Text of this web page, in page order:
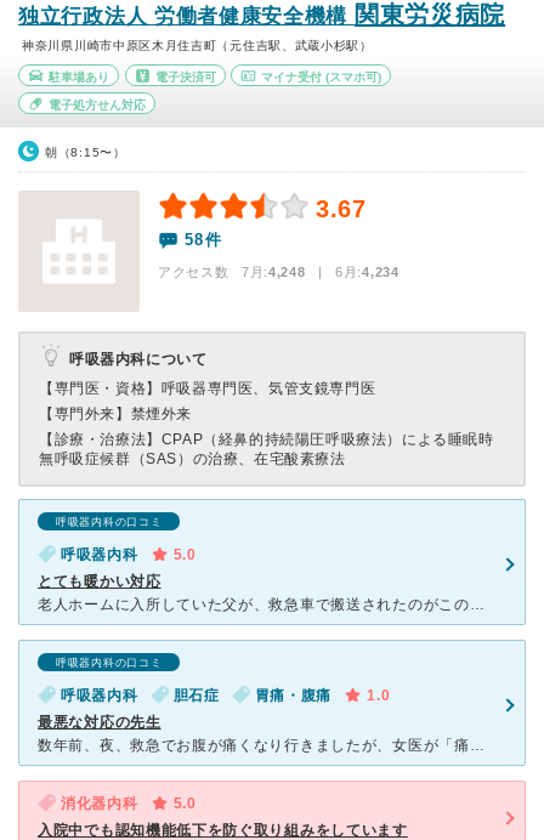
独立行政法人 労働者健康安全機構 関東労災病院
神奈川県川崎市中原区木月住吉町（元住吉駅、武蔵小杉駅）
駐車場あり 電子決済可 マイナ受付 (スマホ可)
電子処方せん対応
朝（8:15〜）
3.67
58件
アクセス数 7月:4,248 | 6月:4,234
呼吸器内科について
【専門医・資格】 呼吸器専門医、気管支鏡専門医
【専門外来】 禁煙外来
【診療・治療法】 CPAP（経鼻的持続陽圧呼吸療法）による睡眠時
無呼吸症候群（SAS）の治療、在宅酸素療法
呼吸器内科の口コミ
呼吸器内科
5.0
とても暖かい対応
老人ホームに入所していた父が、救急車で搬送されたのがこの病院でした。以前も転倒して搬送後、入院費したのもこのもこの病院でした。 正直そのときの印象はあまりよいものではなかったのて。期待はしていません
呼吸器内科の口コミ
呼吸器内科 胆石症 胃痛・腹痛
1.0
最悪な対応の先生
数年前、夜、救急でお腹が痛くなり行きましたが、女医が「痛いと思うから痛いんじゃないの？」と言われました。死ぬ程痛くて点滴をして貰い帰されましたが、1時間もしないのに痛みがぶり返し、又、夜中に2度目の救
消化器内科
5.0
入院中でも認知機能低下を防ぐ取り組みをしています